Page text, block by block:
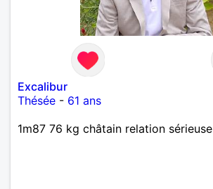
Excalibur
Thésée - 61 ans
1m87 76 kg châtain relation sérieuse